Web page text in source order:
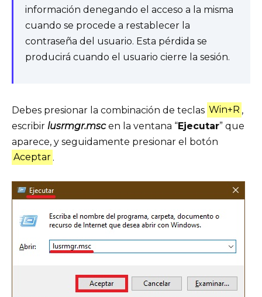
información denegando el acceso a la misma
cuando se procede a restablecer la
contraseña del usuario. Esta pérdida se
producirá cuando el usuario cierre la sesión.
Debes presionar la combinación de teclas Win+R ,
escribir lusrmgr.mscen la ventana “Ejecutar” que
aparece, y seguidamente presionar el botón
Aceptar .